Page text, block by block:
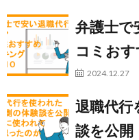
弁護士で
コミお
2024.12.27
退職代行
談を公開